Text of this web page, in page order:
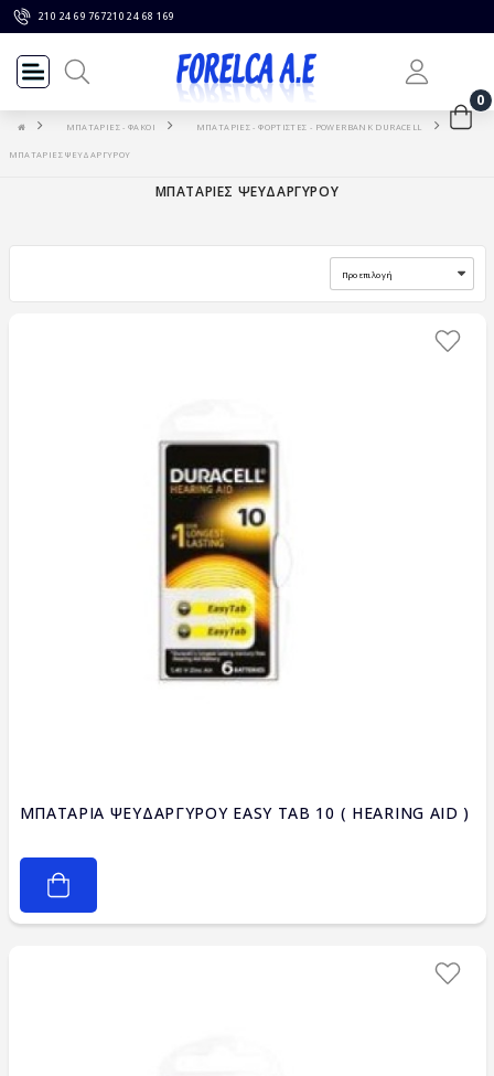
210 24 69 767210 24 68 169
0
ΜΠΑΤΑΡΙΕΣ - ΦΑΚΟΙ ΜΠΑΤΑΡΙΕΣ - ΦΟΡΤΙΣΤΕΣ - POWERBANK DURACELL
ΜΠΑΤΑΡΙΕΣ ΨΕΥΔΑΡΓΥΡΟΥ
ΜΠΑΤΑΡΙΕΣ ΨΕΥΔΑΡΓΥΡΟΥ
ΜΠΑΤΑΡΙΑ ΨΕΥΔΑΡΓΥΡΟΥ EASY TAB 10 ( HEARING AID )